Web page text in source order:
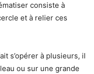
consiste à
et à relier ces
s’opérer à plusieurs, il
ou sur une grande